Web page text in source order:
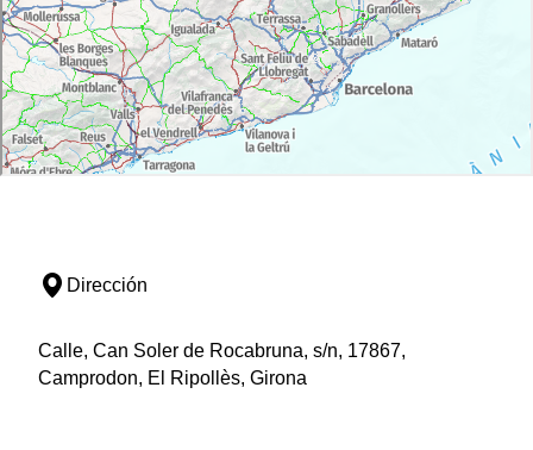
Dirección
Calle, Can Soler de Rocabruna, s/n, 17867,
Camprodon, El Ripollès, Girona